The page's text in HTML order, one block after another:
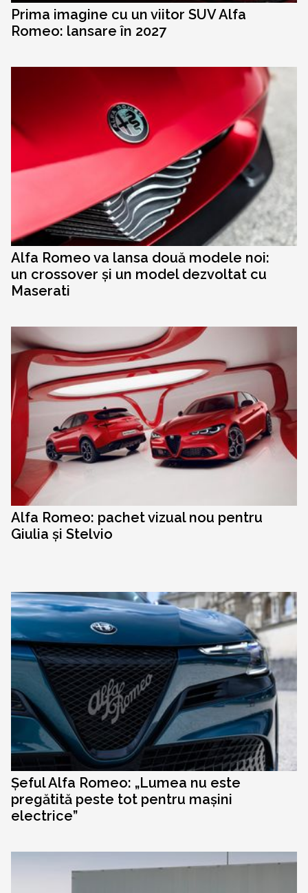
Prima imagine cu un viitor SUV Alfa
Romeo: lansare în 2027
Alfa Romeo va lansa două modele noi:
un crossover și un model dezvoltat cu
Maserati
Alfa Romeo: pachet vizual nou pentru
Giulia și Stelvio
Șeful Alfa Romeo: „Lumea nu este
pregătită peste tot pentru mașini
electrice”